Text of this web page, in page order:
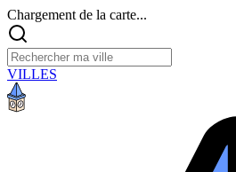
Chargement de la carte...
VILLES